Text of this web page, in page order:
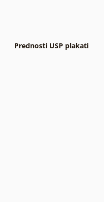
Prednosti USP plakati